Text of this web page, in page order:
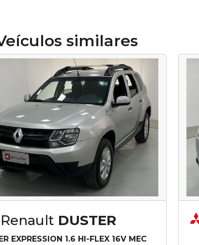
similares
Renault DUSTER
EXPRESSION 1.6 HI-FLEX 16V MEC